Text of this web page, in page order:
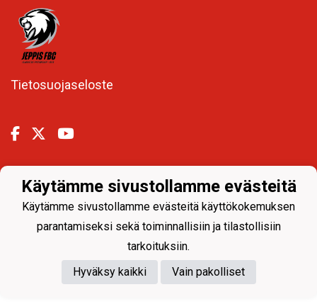
Tietosuojaseloste
Powered by
Käytämme sivustollamme evästeitä
Käytämme sivustollamme evästeitä käyttökokemuksen
parantamiseksi sekä toiminnallisiin ja tilastollisiin
tarkoituksiin.
Hyväksy kaikki
Vain pakolliset